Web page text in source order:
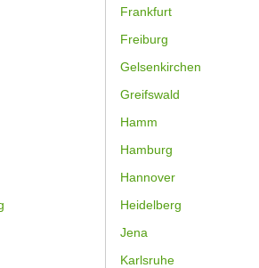
Frankfurt
Freiburg
Gelsenkirchen
Greifswald
Hamm
Hamburg
Hannover
Heidelberg
Jena
Karlsruhe